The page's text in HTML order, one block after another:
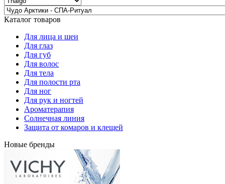
Каталог товаров
Для лица и шеи
Для глаз
Для губ
Для волос
Для тела
Для полости рта
Для ног
Для рук и ногтей
Ароматерапия
Солнечная линия
Защита от комаров и клещей
Новые бренды